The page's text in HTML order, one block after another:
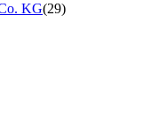
KG(29)